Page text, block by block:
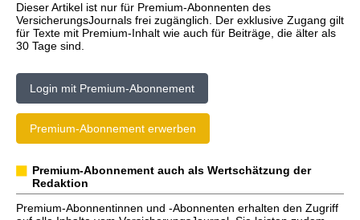
Dieser Artikel ist nur für Premium-Abonnenten des
VersicherungsJournals frei zugänglich. Der exklusive Zugang gilt
für Texte mit Premium-Inhalt wie auch für Beiträge, die älter als
30 Tage sind.
Login mit Premium-Abonnement
Premium-Abonnement erwerben
Premium-Abonnement auch als Wertschätzung der
Redaktion
Premium-Abonnentinnen und -Abonnenten erhalten den Zugriff